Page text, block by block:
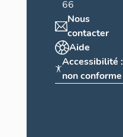
66
Nous
contacter
Aide
Accessibilité :
non conforme